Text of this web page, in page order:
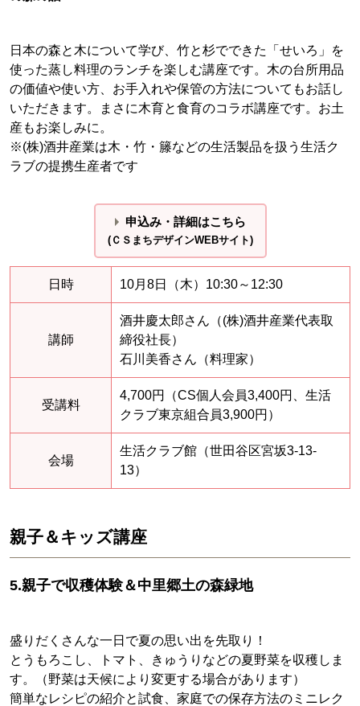
日本の森と木について学び、竹と杉でできた「せいろ」を
使った蒸し料理のランチを楽しむ講座です。木の台所用品
の価値や使い方、お手入れや保管の方法についてもお話し
いただきます。まさに木育と食育のコラボ講座です。お土
産もお楽しみに。
※(株)酒井産業は木・竹・籐などの生活製品を扱う生活ク
ラブの提携生産者です
申込み・詳細はこちら
(ＣＳまちデザインWEBサイト)
日時 10月8日（木）10:30～12:30
講師
酒井慶太郎さん（(株)酒井産業代表取
締役社長）
石川美香さん（料理家）
受講料
4,700円（CS個人会員3,400円、生活
クラブ東京組合員3,900円）
会場
生活クラブ館（世田谷区宮坂3-13-
13）
親子＆キッズ講座
5.親子で収穫体験＆中里郷土の森緑地
盛りだくさんな一日で夏の思い出を先取り！
とうもろこし、トマト、きゅうりなどの夏野菜を収穫しま
す。（野菜は天候により変更する場合があります）
簡単なレシピの紹介と試食、家庭での保存方法のミニレク